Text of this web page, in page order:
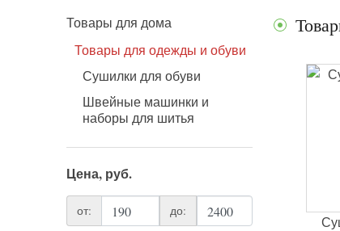
Товары для дома
Товары для одежды и обуви
Сушилки для обуви
Швейные машинки и
наборы для шитья
Цена, руб.
от: до: